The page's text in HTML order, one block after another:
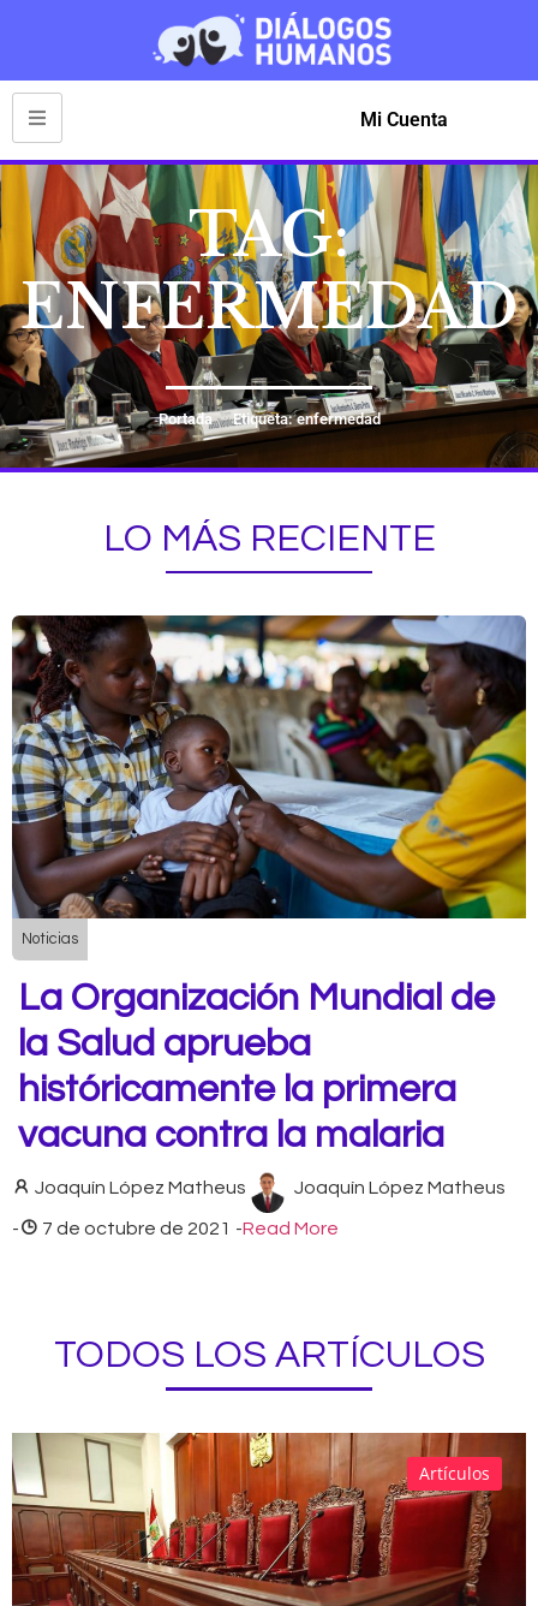
Mi Cuenta
TAG:
ENFERMEDAD
Portada Etiqueta: enfermedad
LO MÁS RECIENTE
Noticias
La Organización Mundial de
la Salud aprueba
históricamente la primera
vacuna contra la malaria
Joaquín López Matheus Joaquín López Matheus
- 7 de octubre de 2021 -Read More
TODOS LOS ARTÍCULOS
Artículos